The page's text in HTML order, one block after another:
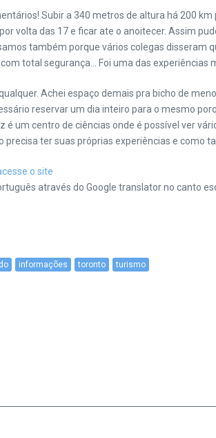
Subir a 340 metros de altura há 200
volta das 17 e ficar ate o anoitecer. Assim
também porque vários colegas disseram
total segurança… Foi uma das experiências
Achei espaço demais pra bicho de
reservar um dia inteiro para o mesmo
é um centro de ciências onde é possível ver
ter suas próprias experiências e como
o site
através do Google translator no canto
informações toronto turismo